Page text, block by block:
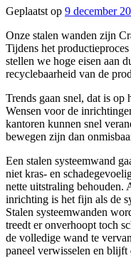
Geplaatst op 9 december
Onze stalen wanden zijn
Tijdens het
stellen we hoge eisen aan
recyclebaarheid van de
Trends gaan snel, dat is op
Wensen voor de
kantoren kunnen snel
bewegen zijn dan
Een stalen systeemwand
niet kras- en
nette uitstraling behouden.
inrichting is het fijn als de
Stalen systeemwanden
treedt er onverhoopt toch
de volledige wand te
paneel verwisselen en